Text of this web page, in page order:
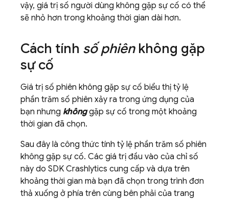
vậy, giá trị số người dùng không gặp sự cố có thể
sẽ nhỏ hơn trong khoảng thời gian dài hơn.
Cách tính số phiênkhông gặp
sự cố
Giá trị số phiên không gặp sự cố biểu thị tỷ lệ
phần trăm số phiên xảy ra trong ứng dụng của
bạn nhưng khônggặp sự cố trong một khoảng
thời gian đã chọn.
Sau đây là công thức tính tỷ lệ phần trăm số phiên
không gặp sự cố. Các giá trị đầu vào của chỉ số
này do SDK Crashlytics cung cấp và dựa trên
khoảng thời gian mà bạn đã chọn trong trình đơn
thả xuống ở phía trên cùng bên phải của trang